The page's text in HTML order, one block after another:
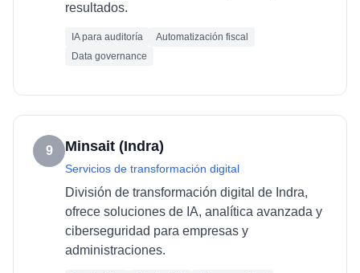
resultados.
IA para auditoría
Automatización fiscal
Data governance
9 Minsait (Indra)
Servicios de transformación digital
División de transformación digital de Indra,
ofrece soluciones de IA, analítica avanzada y
ciberseguridad para empresas y
administraciones.